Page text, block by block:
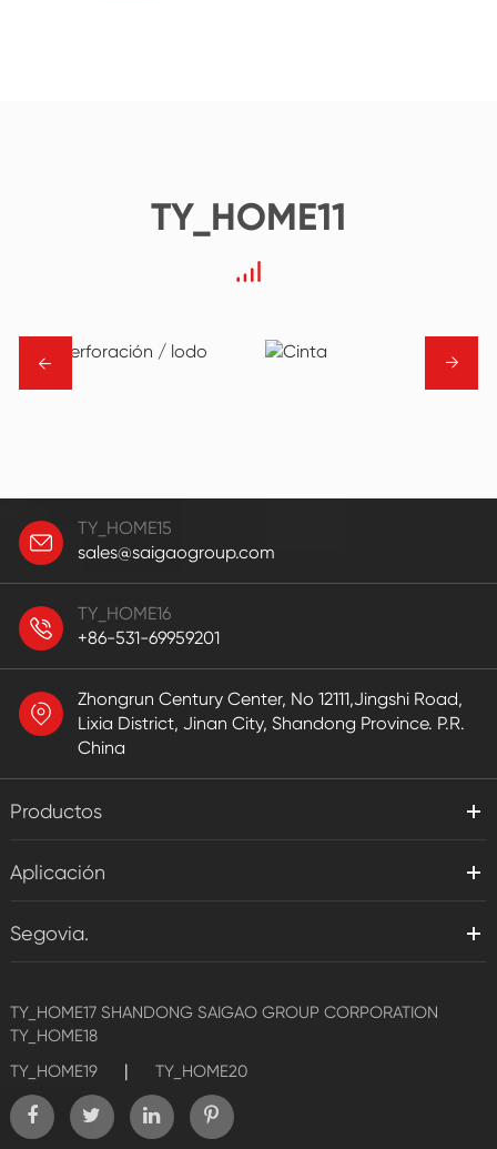
TY_HOME11
→ →
TY_HOME15
sales@saigaogroup.com
TY_HOME16
+86-531-69959201
Zhongrun Century Center, No 12111,Jingshi Road,
Lixia District, Jinan City, Shandong Province. P.R.
China
Productos
Aplicación
Segovia.
TY_HOME17 SHANDONG SAIGAO GROUP CORPORATION
TY_HOME18
TY_HOME19
| TY_HOME20